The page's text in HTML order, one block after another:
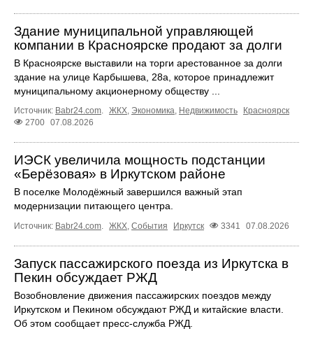
Здание муниципальной управляющей
компании в Красноярске продают за долги
В Красноярске выставили на торги арестованное за долги
здание на улице Карбышева, 28а, которое принадлежит
муниципальному акционерному обществу ...
Источник: Babr24.com ЖКХ Экономика Недвижимость
Красноярск
2700 07.08.2026
ИЭСК увеличила мощность подстанции
«Берёзовая» в Иркутском районе
В поселке Молодёжный завершился важный этап
модернизации питающего центра.
Источник: Babr24.com. ЖКХ, События Иркутск 3341 07.08.2026
Запуск пассажирского поезда из Иркутска в
Пекин обсуждает РЖД
Возобновление движения пассажирских поездов между
Иркутском и Пекином обсуждают РЖД и китайские власти.
Об этом сообщает пресс‑служба РЖД.